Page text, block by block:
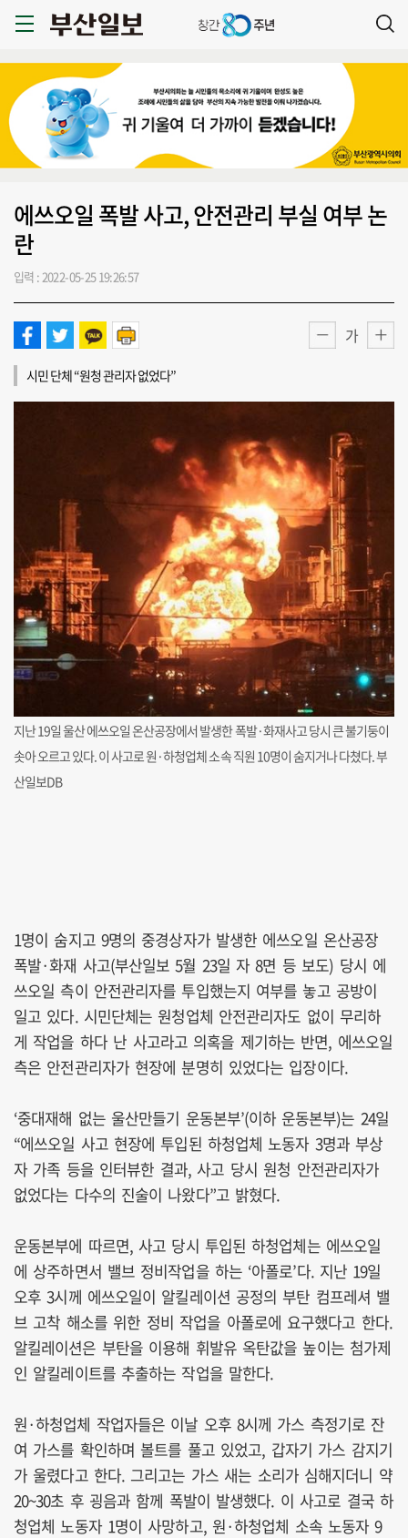
에쓰오일 폭발 사고, 안전관리 부실 여부 논
란
입력 : 2022-05-25 19:26:57
가
시민 단체 “원청 관리자 없었다”
지난 19일 울산 에쓰오일 온산공장에서 발생한 폭발·화재사고 당시 큰 불기둥이
솟아 오르고 있다. 이 사고로 원·하청업체 소속 직원 10명이 숨지거나 다쳤다. 부
산일보DB
1명이 숨지고 9명의 중경상자가 발생한 에쓰오일 온산공장
폭발·화재 사고(부산일보 5월 23일 자 8면 등 보도) 당시 에
쓰오일 측이 안전관리자를 투입했는지 여부를 놓고 공방이
일고 있다. 시민단체는 원청업체 안전관리자도 없이 무리하
게 작업을 하다 난 사고라고 의혹을 제기하는 반면, 에쓰오일
측은 안전관리자가 현장에 분명히 있었다는 입장이다.
‘중대재해 없는 울산만들기 운동본부’(이하 운동본부)는 24일
“에쓰오일 사고 현장에 투입된 하청업체 노동자 3명과 부상
자 가족 등을 인터뷰한 결과, 사고 당시 원청 안전관리자가
없었다는 다수의 진술이 나왔다”고 밝혔다.
운동본부에 따르면, 사고 당시 투입된 하청업체는 에쓰오일
에 상주하면서 밸브 정비작업을 하는 ‘아폴로’다. 지난 19일
오후 3시께 에쓰오일이 알킬레이션 공정의 부탄 컴프레셔 밸
브 고착 해소를 위한 정비 작업을 아폴로에 요구했다고 한다.
알킬레이션은 부탄을 이용해 휘발유 옥탄값을 높이는 첨가제
인 알킬레이트를 추출하는 작업을 말한다.
원·하청업체 작업자들은 이날 오후 8시께 가스 측정기로 잔
여 가스를 확인하며 볼트를 풀고 있었고, 갑자기 가스 감지기
가 울렸다고 한다. 그리고는 가스 새는 소리가 심해지더니 약
20~30초 후 굉음과 함께 폭발이 발생했다. 이 사고로 결국 하
청업체 노동자 1명이 사망하고, 원·하청업체 소속 노동자 9